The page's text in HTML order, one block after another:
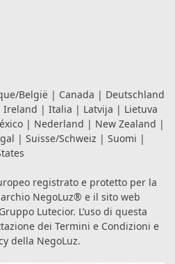
België | Canada | Deutschland
Ireland | Italia | Latvija | Lietuva
| Nederland | New Zealand |
| Suisse/Schweiz | Suomi |
registrato e protetto per la
NegoLuz® e il sito web
Lutecior. L’uso di questa
dei Termini e Condizioni e
della NegoLuz.